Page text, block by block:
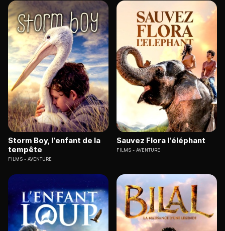
Storm Boy, l’enfant de la
tempête
FILMS AVENTURE
Sauvez Flora l'éléphant
FILMS AVENTURE